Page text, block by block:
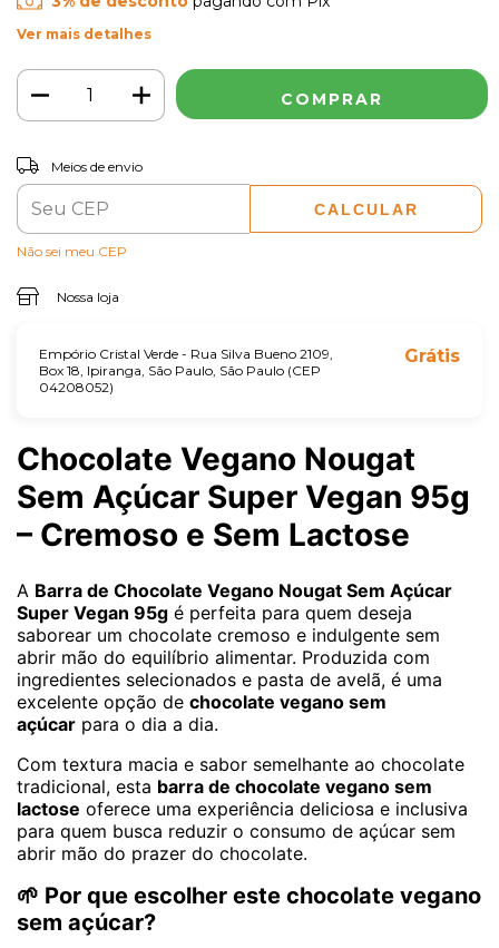
Ver mais detalhes
Entregas para o CEP:
Meios de envio
CALCULAR
Não sei meu CEP
Nossa loja
Empório Cristal Verde - Rua Silva Bueno 2109,
Box 18, Ipiranga, São Paulo, São Paulo (CEP
04208052)
Grátis
Chocolate Vegano Nougat
Sem Açúcar Super Vegan 95g
– Cremoso e Sem Lactose
A Barra de Chocolate Vegano Nougat Sem Açúcar
Super Vegan 95g é perfeita para quem deseja
saborear um chocolate cremoso e indulgente sem
abrir mão do equilíbrio alimentar. Produzida com
ingredientes selecionados e pasta de avelã, é uma
excelente opção de chocolate vegano sem
açúcar para o dia a dia.
Com textura macia e sabor semelhante ao chocolate
tradicional, esta barra de chocolate vegano sem
lactose oferece uma experiência deliciosa e inclusiva
para quem busca reduzir o consumo de açúcar sem
abrir mão do prazer do chocolate.
🌱 Por que escolher este chocolate vegano
sem açúcar?